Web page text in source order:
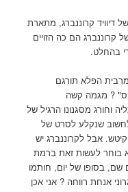
דיוויד קרוננברג, מתארת
קרוננברג הם כה הזויים
בהחלט.
הפלא תורגם
? מגמה קשה
וחורג מסגנונו הרגיל של
שנקלע לסרט של
אבל לקרוננברג יש
בוחר לעשות זאת ברמת
שם, בסופו של יום, חותמו
אנחת רווחה ? אני אכן